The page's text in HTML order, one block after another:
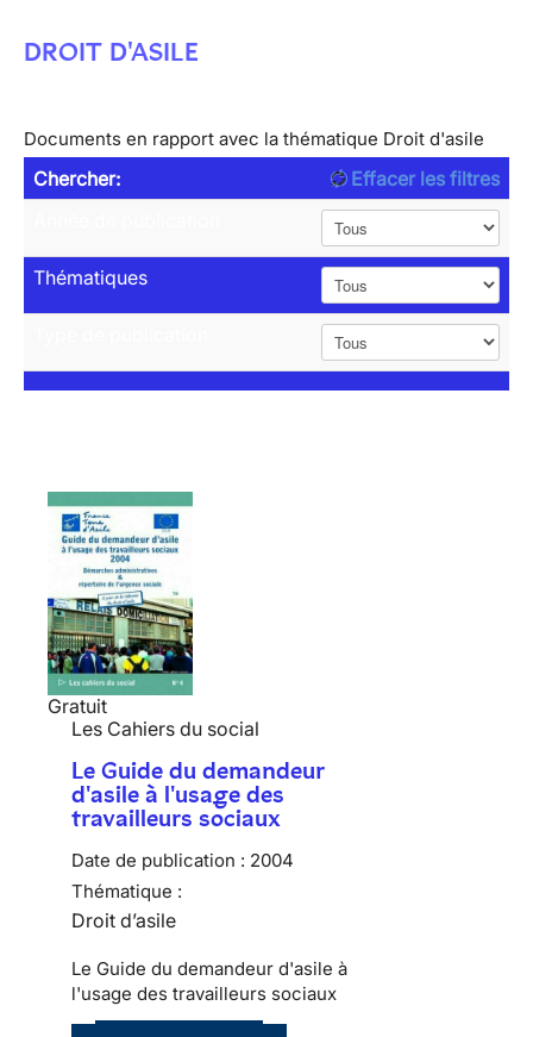
DROIT D'ASILE
Documents en rapport avec la thématique Droit d'asile
Chercher:
Effacer les filtres
Thématiques
Gratuit
Les Cahiers du social
Le Guide du demandeur
d'asile à l'usage des
travailleurs sociaux
Date de publication : 2004
Thématique :
Droit d’asile
Le Guide du demandeur d'asile à
l'usage des travailleurs sociaux